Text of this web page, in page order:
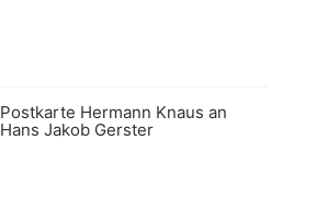
Postkarte Hermann Knaus an
Hans Jakob Gerster